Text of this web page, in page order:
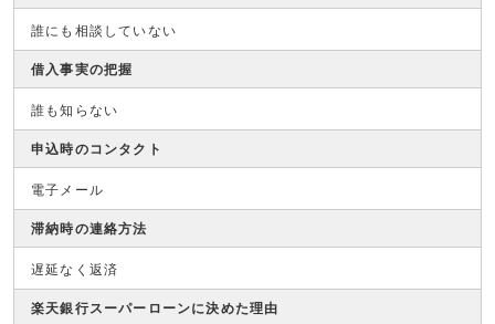
誰にも相談していない
借入事実の把握
誰も知らない
申込時のコンタクト
電子メール
滞納時の連絡方法
遅延なく返済
楽天銀行スーパーローンに決めた理由